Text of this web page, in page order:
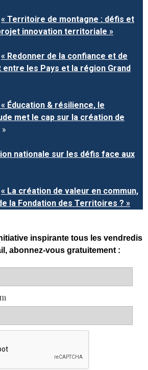
« Territoire de montagne : défis et
innovation territoriale »
« Redonner de la confiance et de
entre les Pays et la région Grand
« Éducation & résilience, le
met le cap sur la création de
»
nationale sur les défis face aux
« La création de valeur en commun,
la Fondation des Territoires ? »
inspirante tous les vendredis
abonnez-vous gratuitement :